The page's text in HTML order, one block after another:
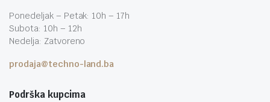
Ponedeljak – Petak: 10h – 17h
Subota: 10h – 12h
Nedelja: Zatvoreno
prodaja@techno-land.ba
Podrška kupcima